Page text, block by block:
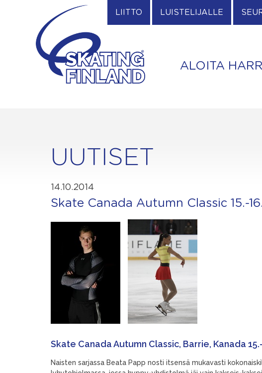
LIITTO LUISTELIJALLE
ALOITA
UUTISET
14.10.2014
Skate Canada Autumn Classic 15.-
Skate Canada Autumn Classic, Barrie, Kanada
Naisten sarjassa Beata Papp nosti itsensä mukavasti